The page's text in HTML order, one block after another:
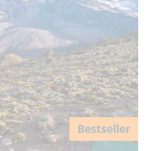
Bestseller